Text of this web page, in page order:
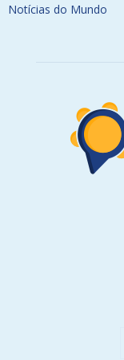
Notícias do Mundo